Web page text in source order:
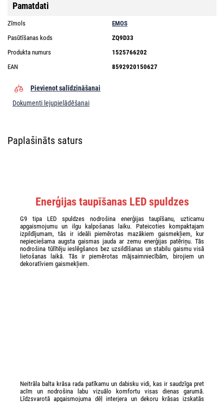
Pamatdati
Zīmols
EMOS
Pasūtīšanas kods
ZQ9D33
Produkta numurs
1525766202
EAN
8592920150627
Pievienot salīdzināšanai
Dokumenti lejupielādēšanai
Paplašināts saturs
Enerģijas taupīšanas LED spuldzes
G9 tipa LED spuldzes nodrošina enerģijas taupīšanu, uzticamu
apgaismojumu un ilgu kalpošanas laiku. Pateicoties kompaktajam
izpildījumam, tās ir ideāli piemērotas mazākiem gaismekļiem, kur
nepieciešama augsta gaismas jauda ar zemu enerģijas patēriņu. Tās
nodrošina tūlītēju ieslēgšanos bez uzsildīšanas un stabilu gaismu visā
lietošanas laikā. Tās ir piemērotas mājsaimniecībām, birojiem un
dekoratīviem gaismekļiem.
Neitrāla balta krāsa rada patīkamu un dabisku vidi, kas ir saudzīga pret
acīm un nodrošina labu vizuālo komfortu visas dienas garumā.
Līdzsvarotā apgaismojuma dēļ interjera un dekoru krāsas izskatās